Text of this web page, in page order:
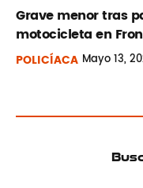
Grave menor tras
motocicleta en
POLICÍACA Mayo13,